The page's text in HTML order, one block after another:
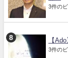
3件の
【
3件の